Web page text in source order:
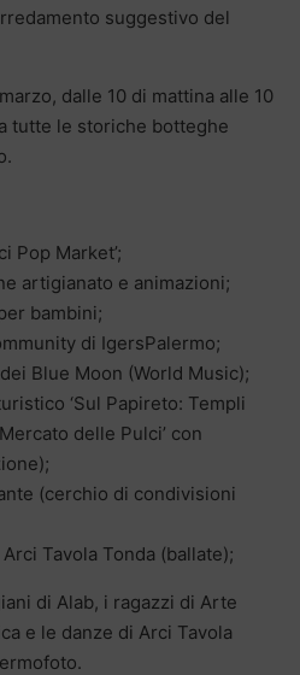
suggestivo del
dalle 10 di mattina alle 10
tutte le storiche botteghe
Pop Market’;
artigianato e animazioni;
bambini;
di IgersPalermo;
Blue Moon (World Music);
‘Sul Papireto: Templi
delle Pulci’ con
(cerchio di condivisioni
Tavola Tonda (ballate);
di Alab, i ragazzi di Arte
e le danze di Arci Tavola